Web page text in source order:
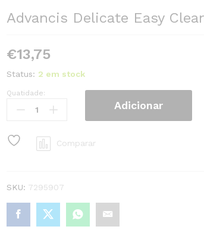
Advancis Delicate Easy
€13,75
Status: 2 em stock
Advancis
Delicate
Clean
Spr
Quatidade:
Adicionar
Comparar
SKU: 7295907